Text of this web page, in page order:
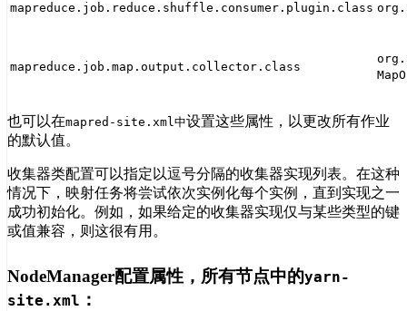
mapreduce.job.reduce.shuffle.consumer.plugin.class
mapreduce.job.map.output.collector.class
也可以在mapred-site.xml中设置这些属性，以更改所有作业
的默认值。
收集器类配置可以指定以逗号分隔的收集器实现列表。在这种
情况下，映射任务将尝试依次实例化每个实例，直到实现之一
成功初始化。例如，如果给定的收集器实现仅与某些类型的键
或值兼容，则这很有用。
NodeManager配置属性，所有节点中的yarn-
site.xml ：